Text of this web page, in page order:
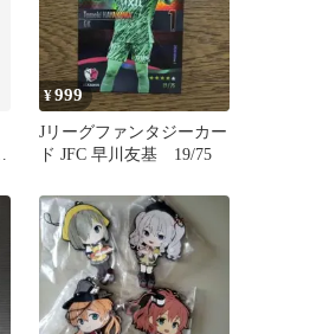
¥999
Jリーグファンタジーカー
ド JFC 早川友基 19/75